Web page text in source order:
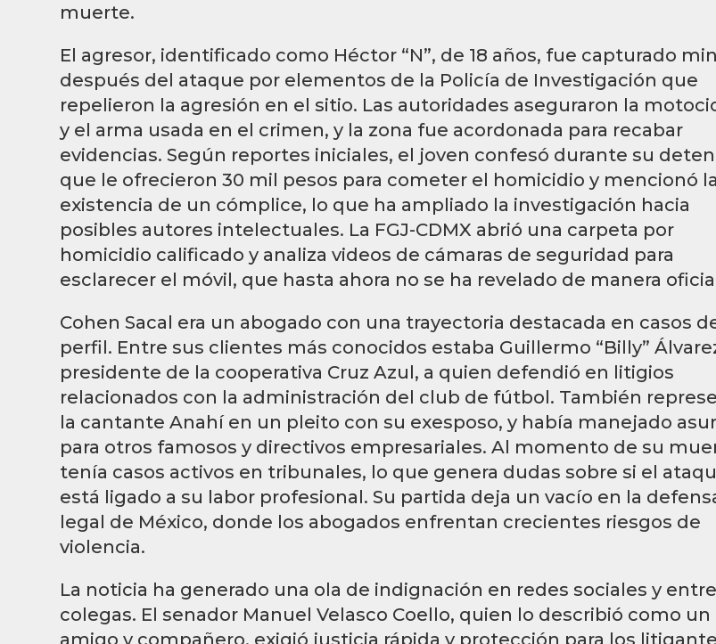
muerte.
El agresor, identificado como Héctor “N”, de 18 años, fue capturado
después del ataque por elementos de la Policía de Investigación que
repelieron la agresión en el sitio. Las autoridades aseguraron la
y el arma usada en el crimen, y la zona fue acordonada para recabar
evidencias. Según reportes iniciales, el joven confesó durante su
que le ofrecieron 30 mil pesos para cometer el homicidio y mencionó la
existencia de un cómplice, lo que ha ampliado la investigación hacia
posibles autores intelectuales. La FGJ-CDMX abrió una carpeta por
homicidio calificado y analiza videos de cámaras de seguridad para
esclarecer el móvil, que hasta ahora no se ha revelado de manera
Cohen Sacal era un abogado con una trayectoria destacada en casos
perfil. Entre sus clientes más conocidos estaba Guillermo “Billy”
presidente de la cooperativa Cruz Azul, a quien defendió en litigios
relacionados con la administración del club de fútbol. También
la cantante Anahí en un pleito con su exesposo, y había manejado
para otros famosos y directivos empresariales. Al momento de su
tenía casos activos en tribunales, lo que genera dudas sobre si el
está ligado a su labor profesional. Su partida deja un vacío en la
legal de México, donde los abogados enfrentan crecientes riesgos de
violencia.
La noticia ha generado una ola de indignación en redes sociales y entre
colegas. El senador Manuel Velasco Coello, quien lo describió como un
amigo y compañero, exigió justicia rápida y protección para los